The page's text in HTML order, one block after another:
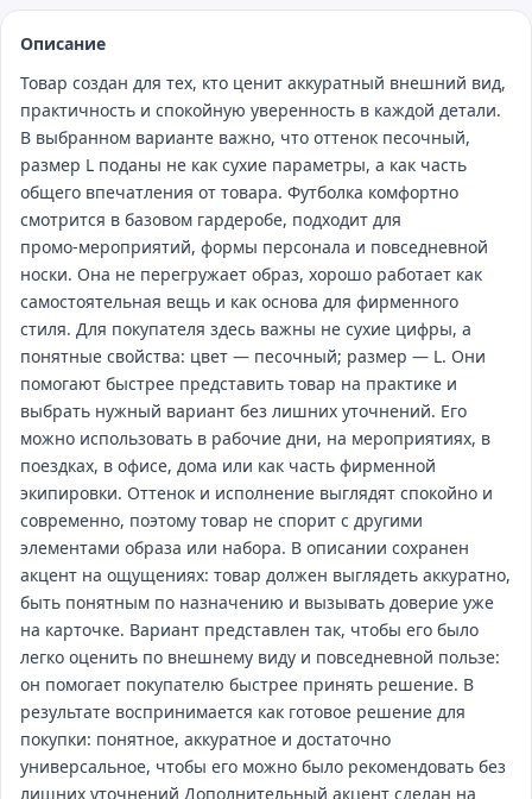
Описание
Товар создан для тех, кто ценит аккуратный внешний вид,
практичность и спокойную уверенность в каждой детали.
В выбранном варианте важно, что оттенок песочный,
размер L поданы не как сухие параметры, а как часть
общего впечатления от товара. Футболка комфортно
смотрится в базовом гардеробе, подходит для
промо‑мероприятий, формы персонала и повседневной
носки. Она не перегружает образ, хорошо работает как
самостоятельная вещь и как основа для фирменного
стиля. Для покупателя здесь важны не сухие цифры, а
понятные свойства: цвет — песочный; размер — L. Они
помогают быстрее представить товар на практике и
выбрать нужный вариант без лишних уточнений. Его
можно использовать в рабочие дни, на мероприятиях, в
поездках, в офисе, дома или как часть фирменной
экипировки. Оттенок и исполнение выглядят спокойно и
современно, поэтому товар не спорит с другими
элементами образа или набора. В описании сохранен
акцент на ощущениях: товар должен выглядеть аккуратно,
быть понятным по назначению и вызывать доверие уже
на карточке. Вариант представлен так, чтобы его было
легко оценить по внешнему виду и повседневной пользе:
он помогает покупателю быстрее принять решение. В
результате воспринимается как готовое решение для
покупки: понятное, аккуратное и достаточно
универсальное, чтобы его можно было рекомендовать без
лишних уточнений Дополнительный акцент сделан на